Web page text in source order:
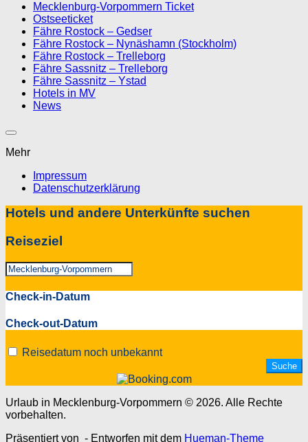
Mecklenburg-Vorpommern Ticket
Ostseeticket
Fähre Rostock – Gedser
Fähre Rostock – Nynäshamn (Stockholm)
Fähre Rostock – Trelleborg
Fähre Sassnitz – Trelleborg
Fähre Sassnitz – Ystad
Hotels in MV
News
Mehr
Impressum
Datenschutzerklärung
Hotels und andere Unterkünfte suchen
Reiseziel
Check-in-Datum
Check-out-Datum
Reisedatum noch unbekannt
Urlaub in Mecklenburg-Vorpommern © 2026. Alle Rechte
vorbehalten.
Präsentiert von - Entworfen mit dem Hueman-Theme